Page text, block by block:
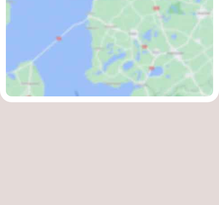
Appartements
-
en
Zee
De
Vlijt
-
Hoeve
-